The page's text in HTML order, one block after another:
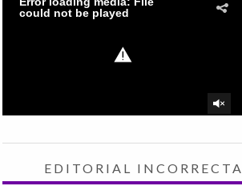
EDITORIAL INCORRECTA